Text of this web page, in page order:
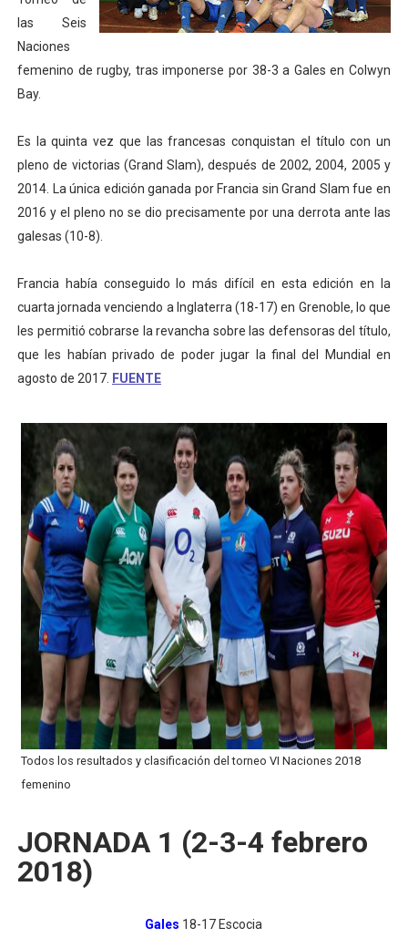
Athletes Unlimited Softball League 2026 - Las Utah
Mundial de piragüismo slalom 2026 (Oklahoma City,
Tour de Francia masculino 2026 - Tadej Pogacar
Mundial de Fórmula 1 2026 - Lando Norris consigue
Campeonato de Europa de saltos 2026 (París,
las Seis
Naciones
femenino de rugby, tras imponerse por 38-3 a Gales en Colwyn
Bay.
Es la quinta vez que las francesas conquistan el título con un
pleno de victorias (Grand Slam), después de 2002, 2004, 2005 y
2014. La única edición ganada por Francia sin Grand Slam fue en
2016 y el pleno no se dio precisamente por una derrota ante las
galesas (10-8).
Francia había conseguido lo más difícil en esta edición en la
cuarta jornada venciendo a Inglaterra (18-17) en Grenoble, lo que
les permitió cobrarse la revancha sobre las defensoras del título,
que les habían privado de poder jugar la final del Mundial en
agosto de 2017. FUENTE
Todos los resultados y clasificación del torneo VI Naciones 2018
femenino
JORNADA 1 (2-3-4 febrero
2018)
Gales 18-17 Escocia